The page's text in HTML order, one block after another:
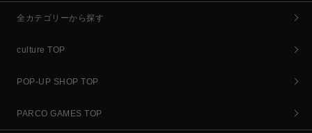
全カテゴリーから探す
culture TOP
POP-UP SHOP TOP
PARCO GAMES TOP